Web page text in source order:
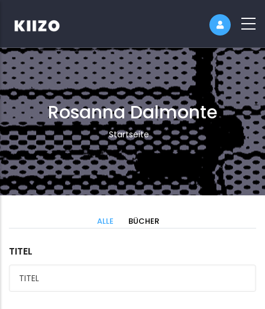
Rosanna Dalmonte
Pfadnavigation
Startseite
ALLE BÜCHER
TITEL